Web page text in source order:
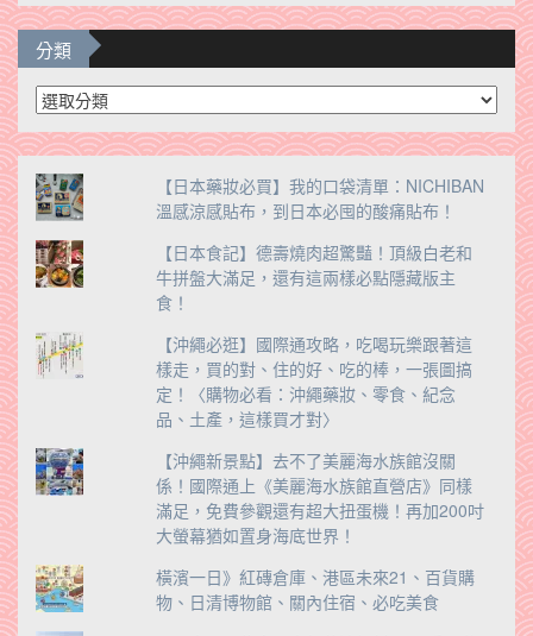
分類
分
類
【日本藥妝必買】我的口袋清單：NICHIBAN
溫感涼感貼布，到日本必囤的酸痛貼布！
【日本食記】德壽燒肉超驚豔！頂級白老和
牛拼盤大滿足，還有這兩樣必點隱藏版主
食！
【沖繩必逛】國際通攻略，吃喝玩樂跟著這
樣走，買的對、住的好、吃的棒，一張圖搞
定！〈購物必看：沖繩藥妝、零食、紀念
品、土產，這樣買才對〉
【沖繩新景點】去不了美麗海水族館沒關
係！國際通上《美麗海水族館直營店》同樣
滿足，免費參觀還有超大扭蛋機！再加200吋
大螢幕猶如置身海底世界！
橫濱一日》紅磚倉庫、港區未來21、百貨購
物、日清博物館、關內住宿、必吃美食